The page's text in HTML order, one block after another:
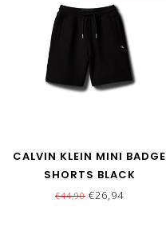
CALVIN KLEIN MINI BADGE
SHORTS BLACK
€44,90 €26,94